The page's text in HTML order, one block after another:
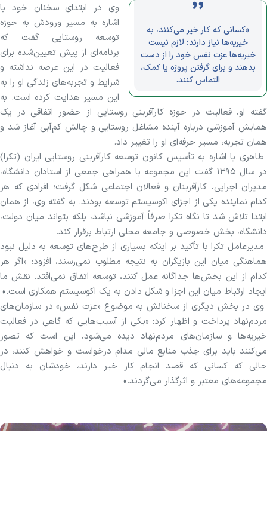
«کسانی که کار خیر می‌کنند، به
خیریه‌ها نیاز دارند؛ لازم نیست
خیریه‌ها عزت نفس خود را از دست
بدهند و برای گرفتن پروژه یا کمک،
التماس کنند.
وی در ابتدای سخنان خود با
اشاره به مسیر ورودش به حوزه
توسعه روستایی گفت که
برنامه‌ای از پیش تعیین‌شده برای
فعالیت در این عرصه نداشته و
شرایط و تجربه‌های زندگی او را به
این مسیر هدایت کرده است. به
گفته او، فعالیت در حوزه کارآفرینی روستایی از حضور اتفاقی در یک
همایش آموزشی درباره آینده مشاغل روستایی و چالش کم‌آبی آغاز شد و
همان تجربه، مسیر حرفه‌ای او را تغییر داد.
طاهری با اشاره به تأسیس کانون توسعه کارآفرینی روستایی ایران (تکرا)
در سال ۱۳۹۵ گفت این مجموعه با همراهی جمعی از استادان دانشگاه،
مدیران اجرایی، کارآفرینان و فعالان اجتماعی شکل گرفت؛ افرادی که هر
کدام نماینده یکی از اجزای اکوسیستم توسعه بودند. به گفته وی، از همان
ابتدا تلاش شد تا نگاه تکرا صرفاً آموزشی نباشد، بلکه بتواند میان دولت،
دانشگاه، بخش خصوصی و جامعه محلی ارتباط برقرار کند.
مدیرعامل تکرا با تأکید بر اینکه بسیاری از طرح‌های توسعه به دلیل نبود
هماهنگی میان این بازیگران به نتیجه مطلوب نمی‌رسند، افزود: «اگر هر
کدام از این بخش‌ها جداگانه عمل کنند، توسعه اتفاق نمی‌افتد. نقش ما
ایجاد ارتباط میان این اجزا و شکل دادن به یک اکوسیستم همکاری است.»
وی در بخش دیگری از سخنانش به موضوع «عزت نفس» در سازمان‌های
مردم‌نهاد پرداخت و اظهار کرد: «یکی از آسیب‌هایی که گاهی در فعالیت
خیریه‌ها و سازمان‌های مردم‌نهاد دیده می‌شود، این است که تصور
می‌کنند باید برای جذب منابع مالی مدام درخواست و خواهش کنند، در
حالی که کسانی که قصد انجام کار خیر دارند، خودشان به دنبال
مجموعه‌های معتبر و اثرگذار می‌گردند.»